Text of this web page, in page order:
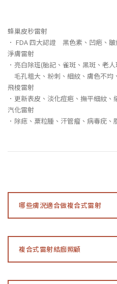
蜂巢皮秒雷射
． FDA 四大認證 黑色素、凹疤、
淨膚雷射
．亮白除班(胎記、雀斑、黑斑、老
毛孔粗大、粉刺、細紋、膚色不均
飛梭雷射
．更新表皮、淡化痘疤、撫平細紋
汽化雷射
．除痣、粟粒腫、汗管瘤、病毒疣、
哪些膚況適合做複合式雷射
複合式雷射結痂照顧